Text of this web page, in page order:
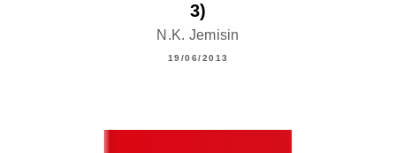
3)
N.K. Jemisin
19/06/2013